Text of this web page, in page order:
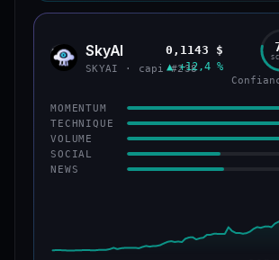
CAP. MARCHÉ VOLUME
VAR. 7 J VAR. 30 J
+211,4 %
VS ATH
−3,2 % #193
CONFIANCE
SKYA SkyAI
SKYAI · capi #238
0,1143 $
▲ +12,4 %
MOMENTUM
TECHNIQUE
VOLUME
SOCIAL
NEWS